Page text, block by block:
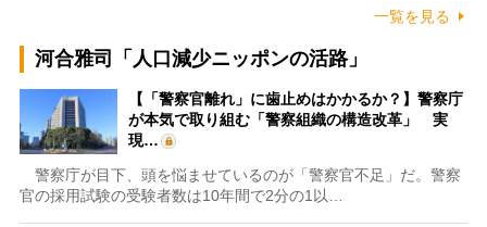
一覧を見る
河合雅司「人口減少ニッポンの活路」
【「警察官離れ」に歯止めはかかるか？】警察庁
が本気で取り組む「警察組織の構造改革」 実
現…
警察庁が目下、頭を悩ませているのが「警察官不足」だ。警察
官の採用試験の受験者数は10年間で2分の1以…